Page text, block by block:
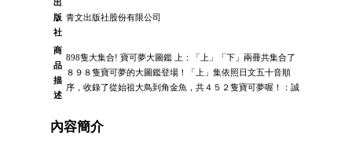
出
版
社
青文出版社股份有限公司
商
品
描
述
898隻大集合! 寶可夢大圖鑑 上：「上」「下」兩冊共集合了
８９８隻寶可夢的大圖鑑登場！「上」集依照日文五十音順
序，收錄了從始祖大鳥到角金魚，共４５２隻寶可夢喔！：誠
內容簡介